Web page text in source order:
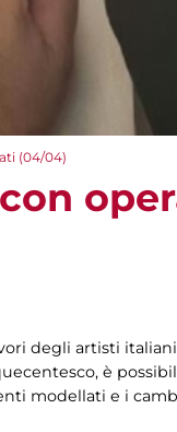
(04/04)
degli artisti
è
modellati e i